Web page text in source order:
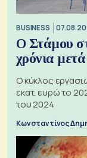
BUSINESS
Ο Στάμου
χρόνια μετά
Ο κύκλος
εκατ. ευρώ το
του 2024
Κωνσταντίνος